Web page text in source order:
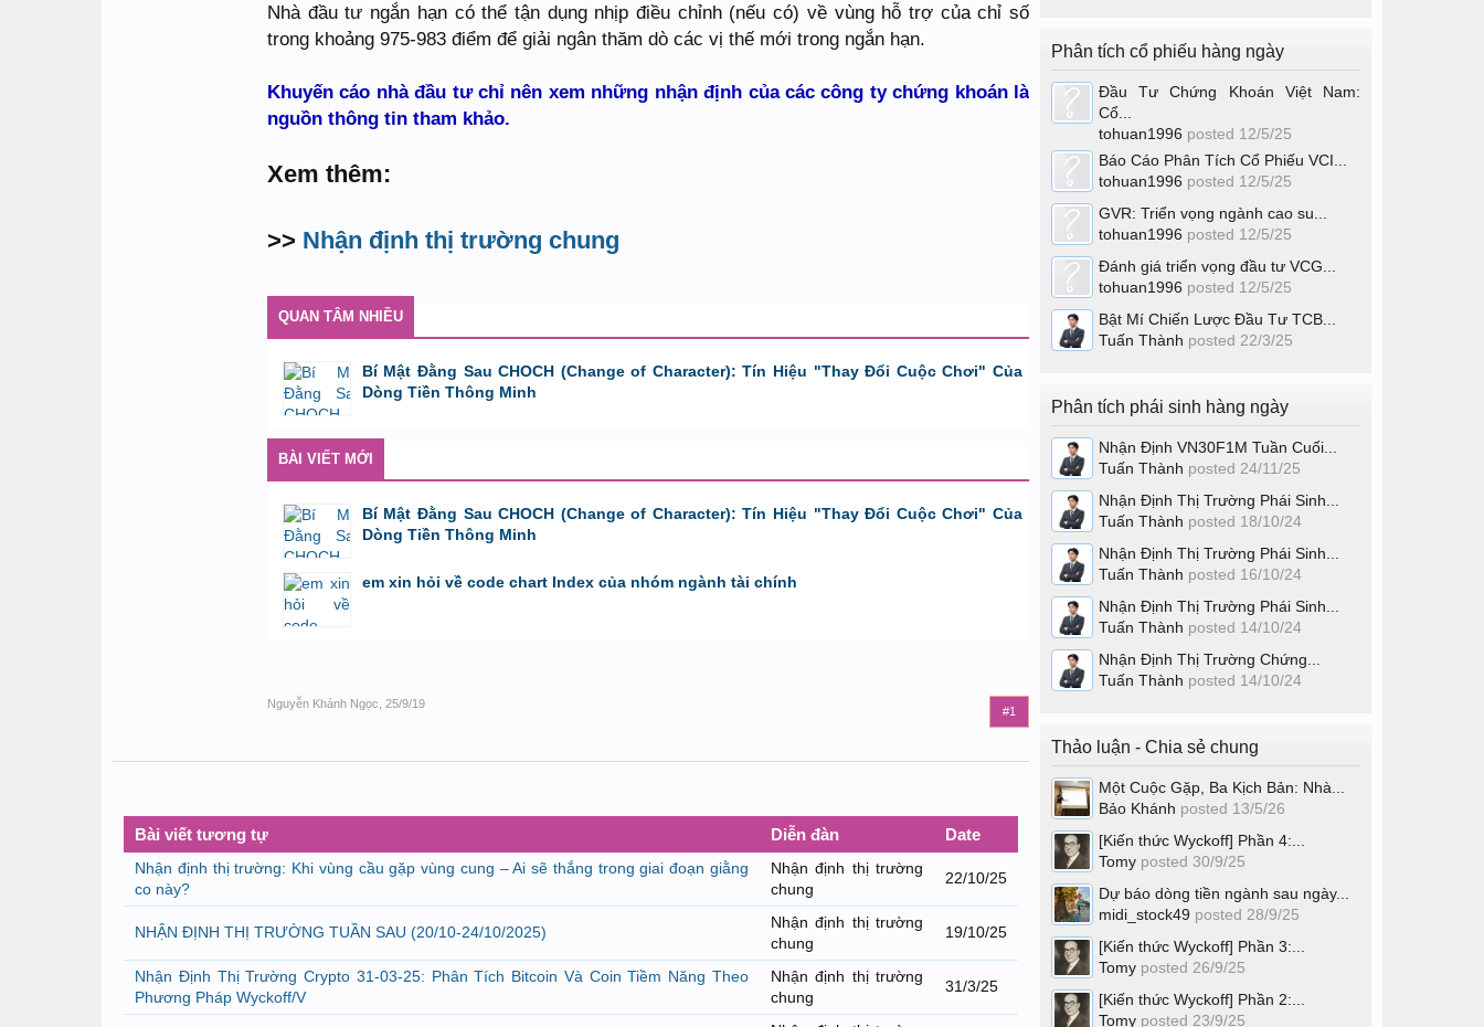
Nhà đầu tư ngắn hạn có thể tận dụng nhịp điều chỉnh (nếu có) về vùng hỗ trợ của chỉ số
trong khoảng 975-983 điểm để giải ngân thăm dò các vị thế mới trong ngắn hạn.
Khuyến cáo nhà đầu tư chỉ nên xem những nhận định của các công ty chứng khoán là
nguồn thông tin tham khảo.
Xem thêm:
>> Nhận định thị trường chung
QUAN TÂM NHIỀU
Bí Mật Đằng Sau CHOCH (Change of Character): Tín Hiệu "Thay Đổi Cuộc Chơi" Của
Dòng Tiền Thông Minh
BÀI VIẾT MỚI
Bí Mật Đằng Sau CHOCH (Change of Character): Tín Hiệu "Thay Đổi Cuộc Chơi" Của
Dòng Tiền Thông Minh
bởi 8/8/26 lúc 11:11
em xin hỏi về code chart Index của nhóm ngành tài chính
Nguyễn Khánh Ngọc 25/9/19
#1
Bài viết tương tự Diễn đàn Date
Nhận định thị trường: Khi vùng cầu gặp vùng cung – Ai sẽ thắng trong giai đoạn giằng
co này?
Nhận định thị trường
chung
22/10/25
NHẬN ĐỊNH THỊ TRƯỜNG TUẦN SAU (20/10-24/10/2025)
Nhận định thị trường
chung
19/10/25
Nhận Định Thị Trường Crypto 31-03-25: Phân Tích Bitcoin Và Coin Tiềm Năng Theo
Phương Pháp Wyckoff/V
Nhận định thị trường
chung
31/3/25
Phân tích cổ phiếu hàng ngày
Đầu Tư Chứng Khoán Việt Nam:
Cổ...
tohuan1996 posted 12/5/25
Báo Cáo Phân Tích Cổ Phiếu VCI...
tohuan1996 posted 12/5/25
GVR: Triển vọng ngành cao su...
tohuan1996 posted 12/5/25
Đánh giá triển vọng đầu tư VCG...
tohuan1996 posted 12/5/25
Bật Mí Chiến Lược Đầu Tư TCB...
Tuấn Thành posted 22/3/25
Phân tích phái sinh hàng ngày
Nhận Định VN30F1M Tuần Cuối...
Tuấn Thành posted 24/11/25
Nhận Định Thị Trường Phái Sinh...
Tuấn Thành posted 18/10/24
Nhận Định Thị Trường Phái Sinh...
Tuấn Thành posted 16/10/24
Nhận Định Thị Trường Phái Sinh...
Tuấn Thành posted 14/10/24
Nhận Định Thị Trường Chứng...
Tuấn Thành posted 14/10/24
Thảo luận - Chia sẻ chung
Một Cuộc Gặp, Ba Kịch Bản: Nhà...
Bảo Khánh posted 13/5/26
[Kiến thức Wyckoff] Phần 4:...
Tomy posted 30/9/25
Dự báo dòng tiền ngành sau ngày...
midi_stock49 posted 28/9/25
[Kiến thức Wyckoff] Phần 3:...
Tomy posted 26/9/25
[Kiến thức Wyckoff] Phần 2:...
Tomy posted 23/9/25